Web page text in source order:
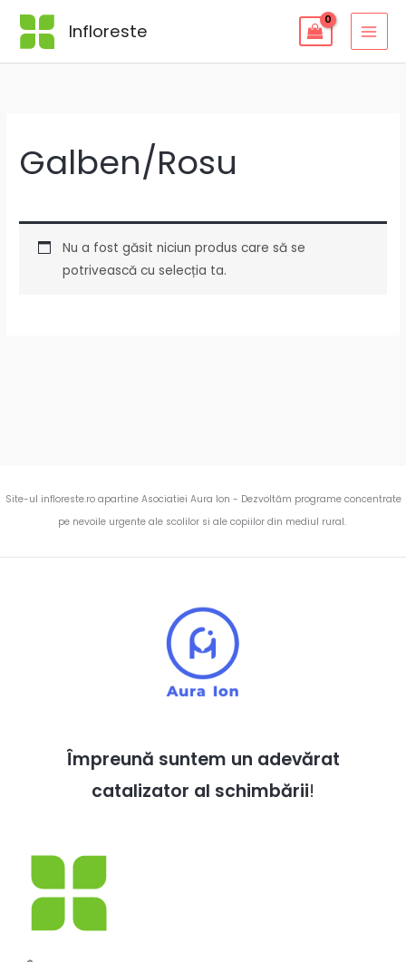
Skip
Infloreste
Galben/Rosu
Nu a fost găsit niciun produs care să se
potrivească cu selecția ta.
Site-ul infloreste.ro apartine Asociatiei Aura Ion - Dezvoltăm programe concentrate
pe nevoile urgente ale scolilor si ale copiilor din mediul rural.
Împreună suntem un adevărat
catalizator al schimbării!